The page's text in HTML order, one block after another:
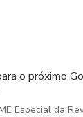
o próximo
Especial da